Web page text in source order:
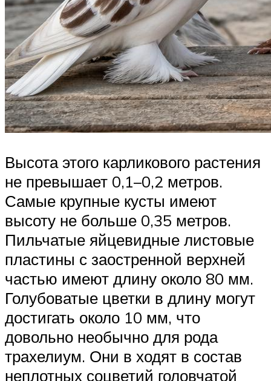
Высота этого карликового растения
не превышает 0,1–0,2 метров.
Самые крупные кусты имеют
высоту не больше 0,35 метров.
Пильчатые яйцевидные листовые
пластины с заостренной верхней
частью имеют длину около 80 мм.
Голубоватые цветки в длину могут
достигать около 10 мм, что
довольно необычно для рода
трахелиум. Они в ходят в состав
неплотных соцветий головчатой